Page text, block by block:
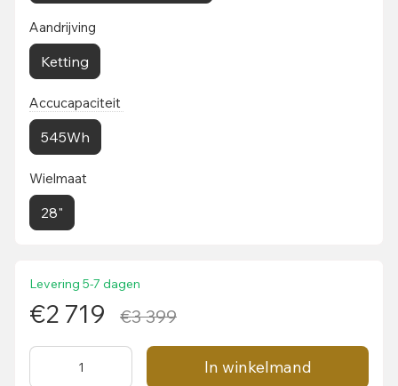
Aandrijving
Ketting
Accucapaciteit
545Wh
Wielmaat
28"
Levering 5-7 dagen
€2 719 €3 399
In winkelmand